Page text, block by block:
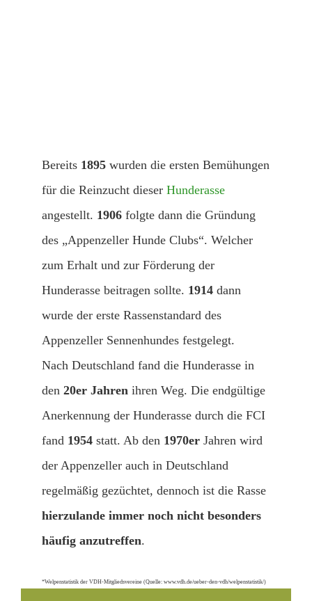
Bereits 1895 wurden die ersten Bemühungen
für die Reinzucht dieser Hunderasse
angestellt. 1906 folgte dann die Gründung
des „Appenzeller Hunde Clubs“. Welcher
zum Erhalt und zur Förderung der
Hunderasse beitragen sollte. 1914 dann
wurde der erste Rassenstandard des
Appenzeller Sennenhundes festgelegt.
Nach Deutschland fand die Hunderasse in
den 20er Jahren ihren Weg. Die endgültige
Anerkennung der Hunderasse durch die FCI
fand 1954 statt. Ab den 1970er Jahren wird
der Appenzeller auch in Deutschland
regelmäßig gezüchtet, dennoch ist die Rasse
hierzulande immer noch nicht besonders
häufig anzutreffen.
*Welpenstatistik der VDH-Mitgliedsvereine (Quelle: www.vdh.de/ueber-den-vdh/welpenstatistik/)